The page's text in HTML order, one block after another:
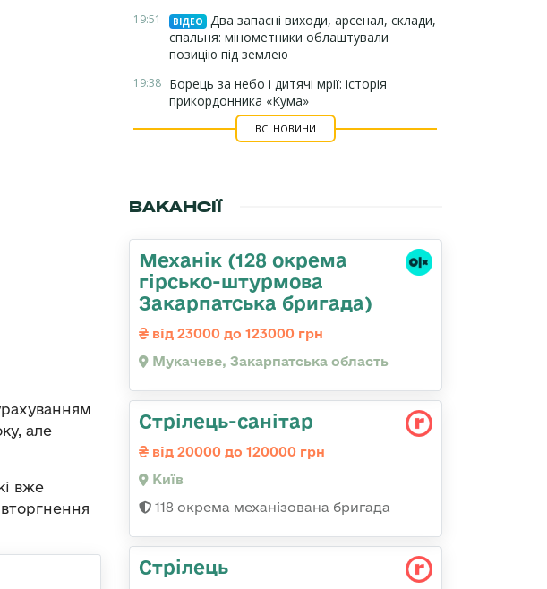
але
вже
19:51 ВІДЕО
Два запасні виходи, арсенал, склади,
спальня: мінометники облаштували
позицію під землею
19:38 Борець за небо і дитячі мрії: історія
прикордонника «Кума»
ВСІ НОВИНИ
ВАКАНСІЇ
Механік (128 окрема
гірсько-штурмова
Закарпатська бригада)
від 23000 до 123000 грн
Мукачеве, Закарпатська область
Стрілець-санітар
від 20000 до 120000 грн
Київ
118 окрема механізована бригада
Стрілець